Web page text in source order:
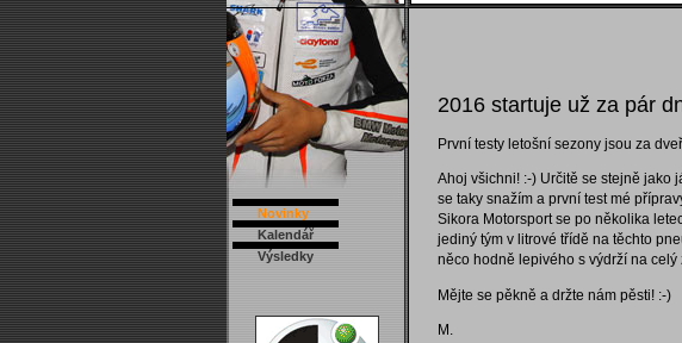
Novinky
Kalendář
Výsledky
2016 startuje už za pár
První testy letošní sezony jsou za
Ahoj všichni! :-) Určitě se stejně jako
se taky snažím a první test mé
Sikora Motorsport se po několika
jediný tým v litrové třídě na těchto
něco hodně lepivého s výdrží na
Mějte se pěkně a držte nám pěsti! :-)
M.